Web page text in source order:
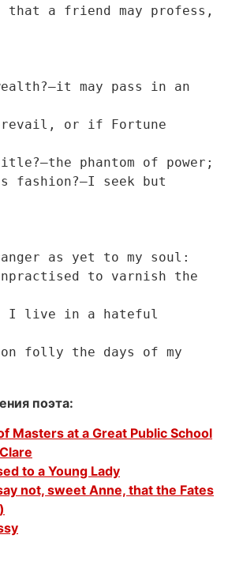
may pass in an
phantom of power;
as yet to my soul:
I live in a hateful
поэта:
Masters at a Great Public School
to a Young Lady
not, sweet Anne, that the Fates